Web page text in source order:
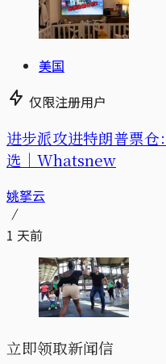
美国
仅限注册用户
进步派攻进特朗普票
选｜Whatsnew
姚拏云
1 天前
立即领取新闻信